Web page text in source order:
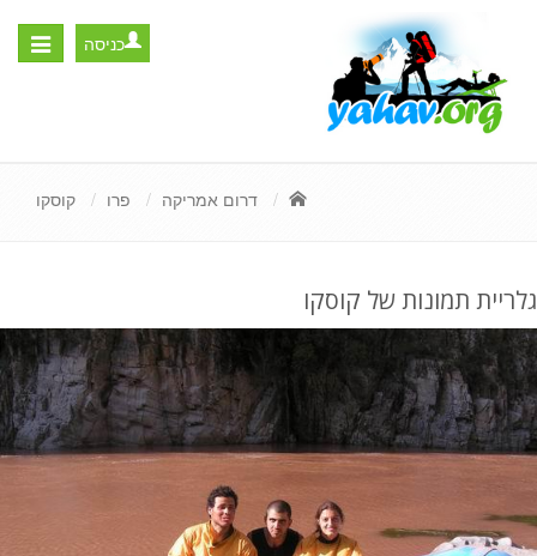
Toggle
כניסה
דרום אמריקה פרו קוסקו
גלריית תמונות של קוסקו